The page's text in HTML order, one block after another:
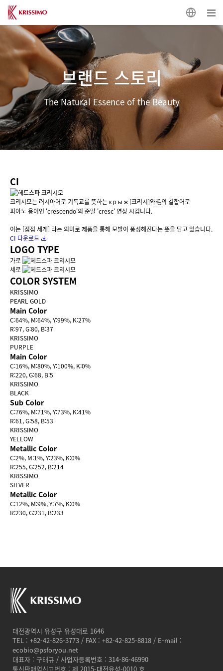
브랜드 스토리
The Natural Essence of the Beauty
CI
크리시모는 러시아어로 기독교를 뜻하는 к р ы ж [크리시]와毛의 결합어로
피아노 용어인 'crescendo'의 준말 'cresc' 연상 시킵니다.
이는 [점점 세게] 라는 의미로 제품을 통해 모발이 풍성해진다는 뜻을 담고 있습니다.
CI 다운로드
LOGO TYPE
가로
세로
COLOR SYSTEM
KRISSIMO
PEARL GOLD
Main Color
C:64%, M:64%, Y:99%, K:27%
R:97, G:80, B:37
KRISSIMO
PURPLE
Main Color
C:16%, M:80%, Y:100%, K:0%
R:220, G:68, B:5
KRISSIMO
BLACK
Sub Color
C:76%, M:71%, Y:73%, K:41%
R:61, G:58, B:53
KRISSIMO
YELLOW
Metallic Color
C:2%, M:1%, Y:23%, K:0%
R:255, G:252, B:214
KRISSIMO
SILVER
Metallic Color
C:12%, M:9%, Y:7%, K:0%
R:230, G:231, B:233
대전광역시 유성구 유성대로 1646
TEL : +82-42-826-3773 / FAX : +82-42-825-8818 / E-mail :
ecobio@psforyou.net
대표자 : 구태규 / 사업자등록번호 : 314-86-46990
통신판매업신고번호 : 제 2015-대전유성-0010 호